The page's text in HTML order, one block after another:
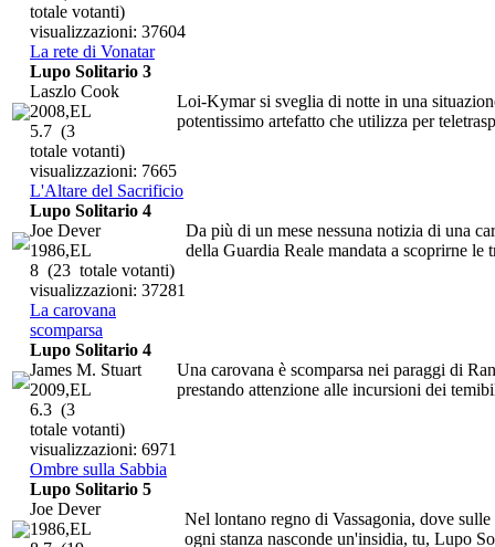
totale votanti)
visualizzazioni: 37604
La rete di Vonatar
Loi-Kymar si sveglia di notte in una
potentissimo artefatto che utilizza per
Lupo Solitario 3
Laszlo Cook
2008,EL
5.7 (3
totale votanti)
visualizzazioni: 7665
L'Altare del Sacrificio
Da più di un mese nessuna notizia di una
della Guardia Reale mandata a scoprirne le
Lupo Solitario 4
Joe Dever
1986,EL
8 (23 totale votanti)
visualizzazioni: 37281
La carovana
scomparsa
Una carovana è scomparsa nei paraggi di
prestando attenzione alle incursioni dei
Lupo Solitario 4
James M. Stuart
2009,EL
6.3 (3
totale votanti)
visualizzazioni: 6971
Ombre sulla Sabbia
Nel lontano regno di Vassagonia, dove
ogni stanza nasconde un'insidia, tu, Lupo
Lupo Solitario 5
Joe Dever
1986,EL